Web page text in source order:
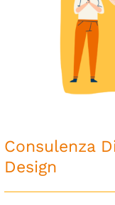
Consulenza
Consulenza
Design